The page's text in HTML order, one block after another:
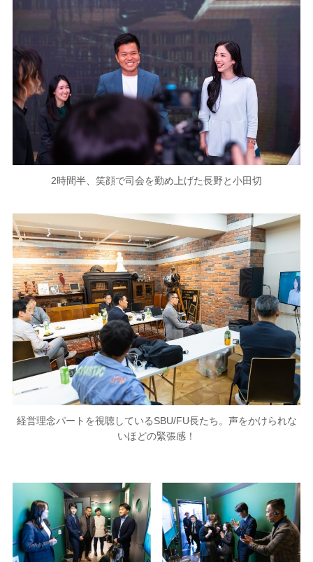
2時間半、笑顔で司会を勤め上げた長野と小田切
経営理念パートを視聴しているSBU/FU長たち。声をかけられな
いほどの緊張感！